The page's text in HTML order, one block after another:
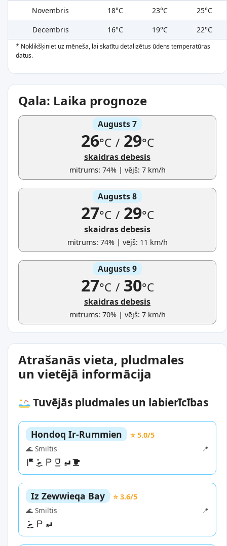
Novembris
18°C 23°C
25°C
Decembris
16°C 19°C 22°C
* Noklikšķiniet uz mēneša, lai skatītu detalizētus ūdens temperatūras
datus.
Qala: Laika prognoze
Augusts 7
26°C /29°C
skaidras debesis
mitrums: 74% | vējš: 7 km/h
Augusts 8
27°C /29°C
skaidras debesis
mitrums: 74% | vējš: 11 km/h
Augusts 9
27°C /30°C
skaidras debesis
mitrums: 70% | vējš: 7 km/h
Atrašanās vieta, pludmales
un vietējā informācija
Tuvējās pludmales un labierīcības
Hondoq Ir-Rummien
⭐ 5.0/5
🌊 Smiltis
📍
Iz Zewwieqa Bay
⭐ 3.6/5
🌊 Smiltis
📍